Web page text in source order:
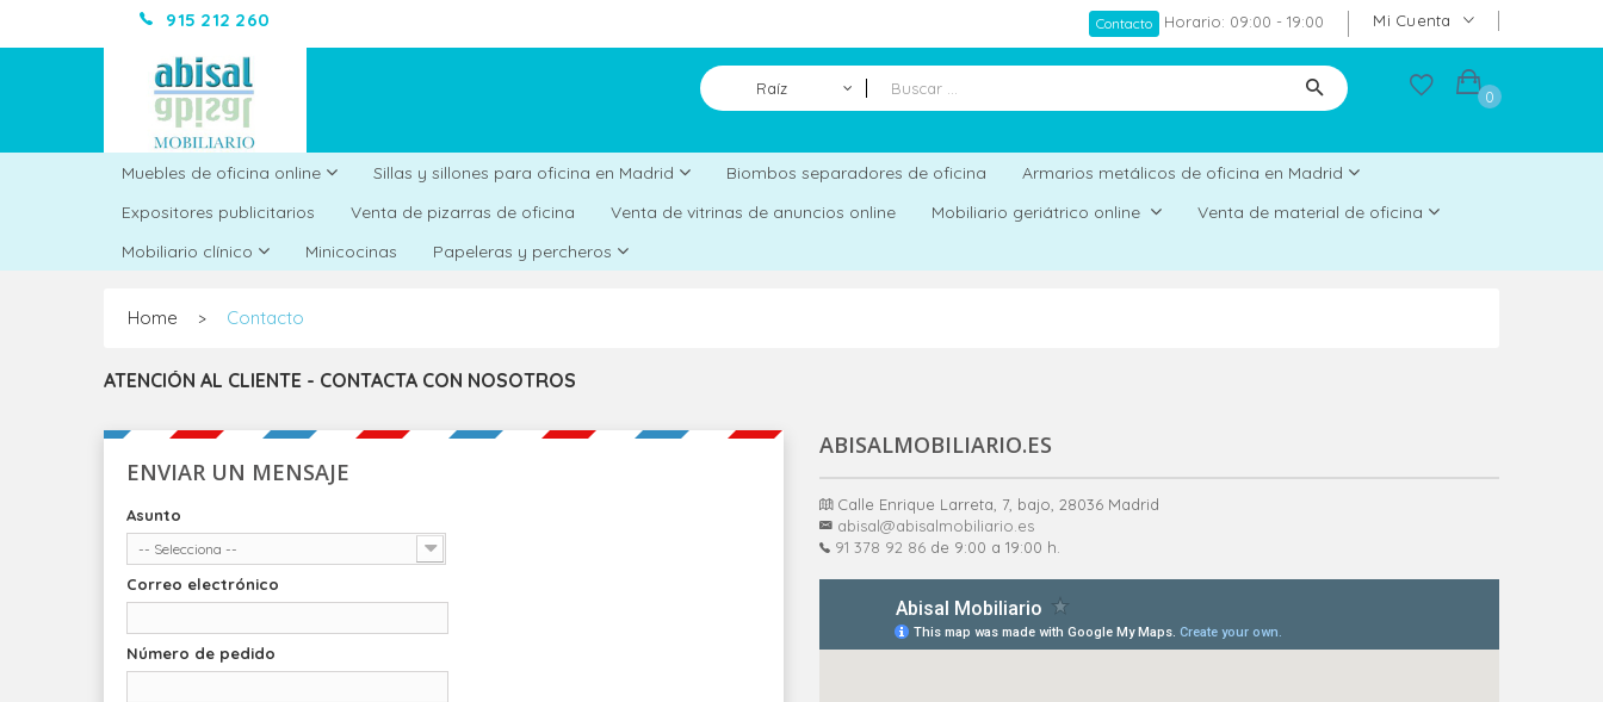
915 212 260 Mi Cuenta
Contacto Horario: 09:00 - 19:00
Raíz 0
Muebles de oficina online Sillas y sillones para oficina en Madrid Biombos separadores de oficina
Armarios metálicos de oficina en Madrid
Expositores publicitarios
Venta de pizarras de oficina Venta de vitrinas de anuncios online Mobiliario geriátrico online
Venta de material de oficina
Mobiliario clínico
Minicocinas Papeleras y percheros
Home > Contacto
ATENCIÓN AL CLIENTE - CONTACTA CON NOSOTROS
ENVIAR UN MENSAJE
Asunto
-- Selecciona --
Correo electrónico
Número de pedido
ABISALMOBILIARIO.ES
Calle Enrique Larreta, 7, bajo, 28036 Madrid
abisal@abisalmobiliario.es
91 378 92 86 de 9:00 a 19:00 h.